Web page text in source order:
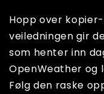
Hopp over
veiledningen gir
som henter inn
OpenWeather og
Følg den raske